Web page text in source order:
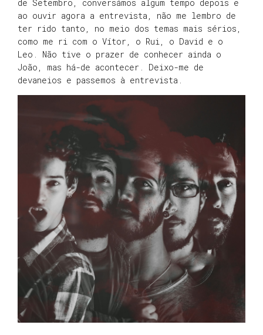
de Setembro, conversámos algum tempo depois e
ao ouvir agora a entrevista, não me lembro de
ter rido tanto, no meio dos temas mais sérios,
como me ri com o Vítor, o Rui, o David e o
Leo. Não tive o prazer de conhecer ainda o
João, mas há-de acontecer. Deixo-me de
devaneios e passemos à entrevista.